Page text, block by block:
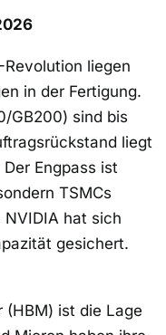
liegen
in der Fertigung.
GB200) sind bis
liegt
Engpass ist
TSMCs
NVIDIA hat sich
gesichert.
(HBM) ist die Lage